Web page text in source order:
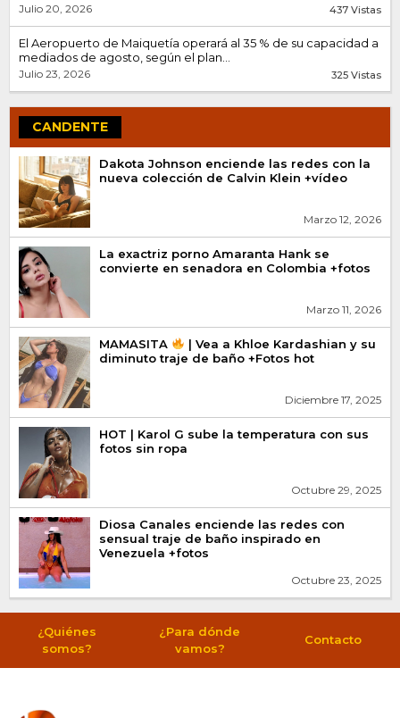
Julio 20, 2026 437 Vistas
El Aeropuerto de Maiquetía operará al 35 % de su capacidad a
mediados de agosto, según el plan...
Julio 23, 2026 325 Vistas
CANDENTE
Dakota Johnson enciende las redes con la
nueva colección de Calvin Klein +vídeo
Marzo 12, 2026
La exactriz porno Amaranta Hank se
convierte en senadora en Colombia +fotos
Marzo 11, 2026
MAMASITA
| Vea a Khloe Kardashian y su
diminuto traje de baño +Fotos hot
Diciembre 17, 2025
HOT | Karol G sube la temperatura con sus
fotos sin ropa
Octubre 29, 2025
Diosa Canales enciende las redes con
sensual traje de baño inspirado en
Venezuela +fotos
Octubre 23, 2025
¿Quiénes
somos?
¿Para dónde
vamos?
Contacto